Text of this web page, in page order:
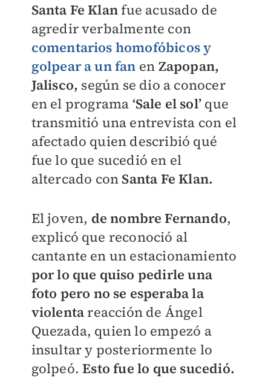
Santa Fe Klanfue acusado de
agredir verbalmente con
comentarios homofóbicos y
golpear a un fan en Zapopan,
Jalisco, según se dio a conocer
en el programa ‘Sale el sol’ que
transmitió una entrevista con el
afectado quien describió qué
fue lo que sucedió en el
altercado con Santa Fe Klan.
El joven, de nombre Fernando,
explicó que reconoció al
cantante en un estacionamiento
por lo que quiso pedirle una
foto pero no se esperaba la
violentareacción de Ángel
Quezada, quien lo empezó a
insultar y posteriormente lo
golpeó.Esto fue lo que sucedió.